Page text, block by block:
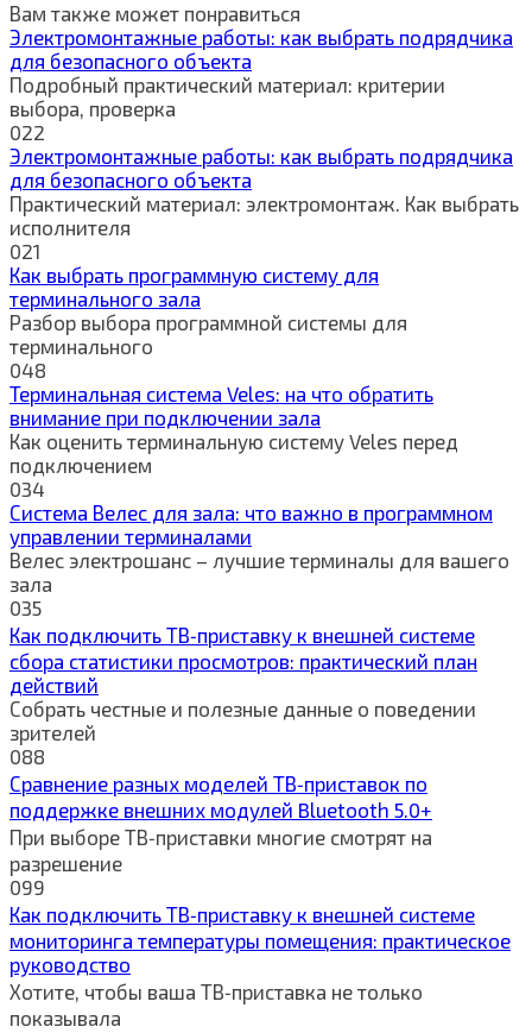
Вам также может понравиться
Электромонтажные работы: как выбрать подрядчика
для безопасного объекта
Подробный практический материал: критерии
выбора, проверка
022
Электромонтажные работы: как выбрать подрядчика
для безопасного объекта
Практический материал: электромонтаж. Как выбрать
исполнителя
021
Как выбрать программную систему для
терминального зала
Разбор выбора программной системы для
терминального
048
Терминальная система Veles: на что обратить
внимание при подключении зала
Как оценить терминальную систему Veles перед
подключением
034
Система Велес для зала: что важно в программном
управлении терминалами
Велес электрошанс – лучшие терминалы для вашего
зала
035
Как подключить ТВ‑приставку к внешней системе
сбора статистики просмотров: практический план
действий
Собрать честные и полезные данные о поведении
зрителей
088
Сравнение разных моделей ТВ‑приставок по
поддержке внешних модулей Bluetooth 5.0+
При выборе ТВ‑приставки многие смотрят на
разрешение
099
Как подключить ТВ‑приставку к внешней системе
мониторинга температуры помещения: практическое
руководство
Хотите, чтобы ваша ТВ‑приставка не только
показывала